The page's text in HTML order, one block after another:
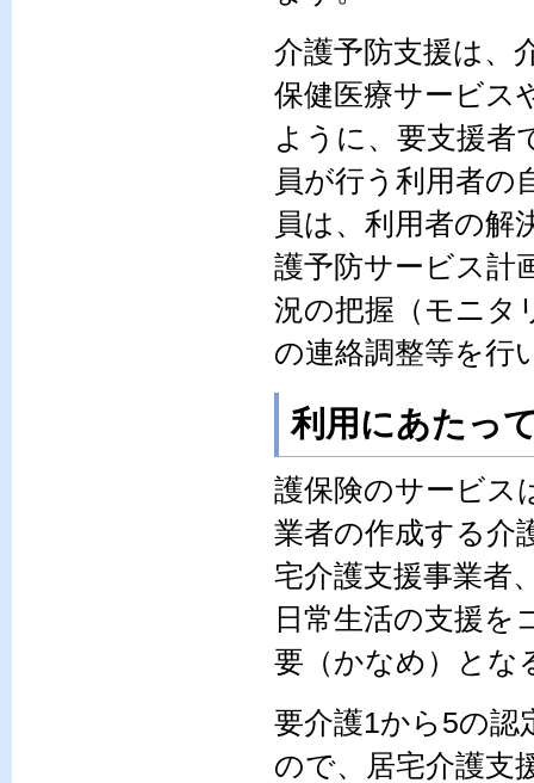
介護予防支援は、
保健医療サービス
ように、要支援者
員が行う利用者の
員は、利用者の解
護予防サービス計
況の把握（モニタ
の連絡調整等を行
利用にあたっ
護保険のサービス
業者の作成する介
宅介護支援事業者
日常生活の支援を
要（かなめ）とな
要介護1から5の認
ので、居宅介護支